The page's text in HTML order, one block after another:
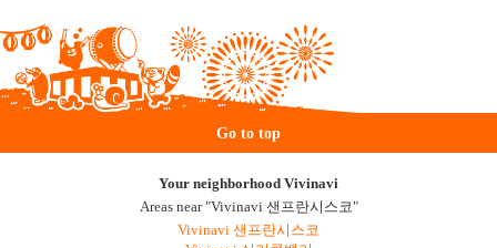
Go to top
Your neighborhood Vivinavi
Areas near "Vivinavi 샌프란시스코"
Vivinavi 샌프란시스코